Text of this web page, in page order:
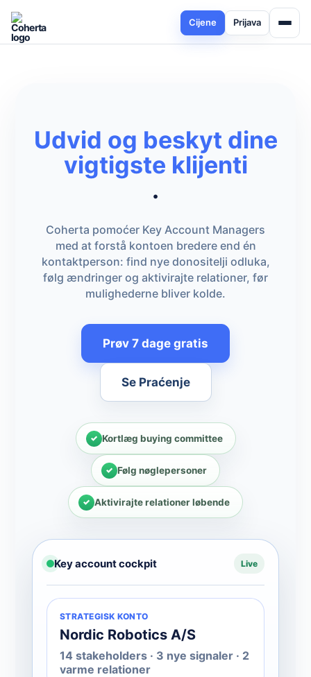
Cijene Prijava
Udvid og beskyt dine
vigtigste klijenti
.
Coherta pomoćer Key Account Managers
med at forstå kontoen bredere end én
kontaktperson: find nye donositelji odluka,
følg ændringer og aktivirajte relationer, før
mulighederne bliver kolde.
Prøv 7 dage gratis
Se Praćenje
Kortlæg buying committee
Følg nøglepersoner
Aktivirajte relationer løbende
Key account cockpit Live
STRATEGISK KONTO
Nordic Robotics A/S
14 stakeholders · 3 nye signaler · 2
varme relationer